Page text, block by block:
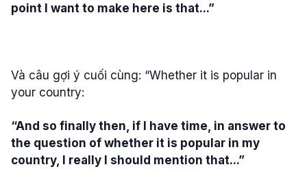
point I want to make here is that...”
Và câu gợi ý cuối cùng: “Whether it is popular in
your country:
“And so finally then, if I have time, in answer to
the question of whether it is popular in my
country, I really I should mention that...”